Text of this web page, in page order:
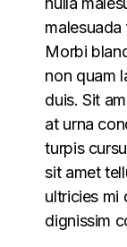
Morbi
non quam
duis. Sit
at urna
turpis
sit amet
ultricies mi
dignissim